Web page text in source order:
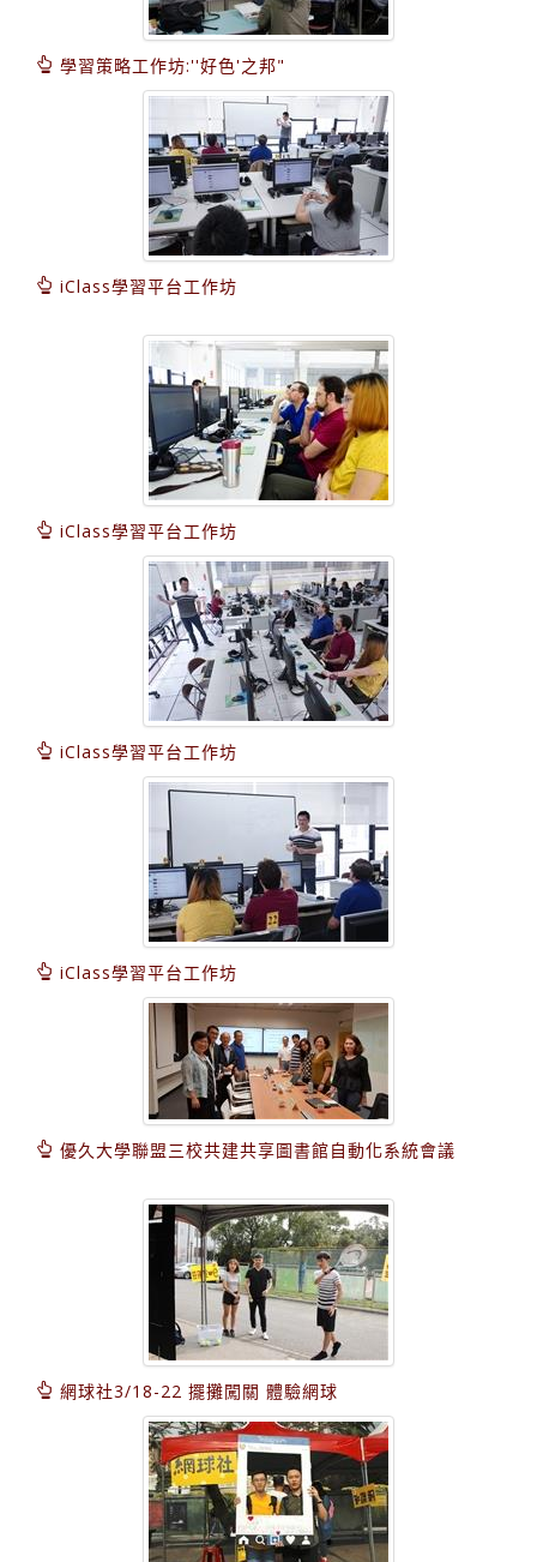
學習策略工作坊:''好色'之邦"
iClass學習平台工作坊
iClass學習平台工作坊
iClass學習平台工作坊
iClass學習平台工作坊
優久大學聯盟三校共建共享圖書館自動化系統會議
網球社3/18-22 擺攤闖關 體驗網球